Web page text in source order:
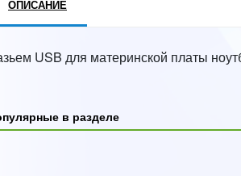
ОПИСАНИЕ
USB для материнской платы
в разделе